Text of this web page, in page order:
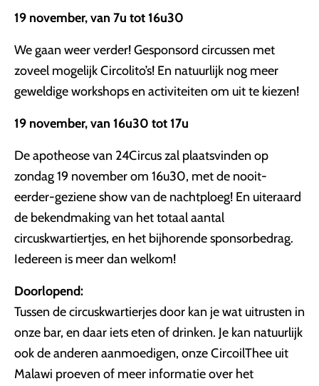
19 november, van 7u tot 16u30
We gaan weer verder! Gesponsord circussen met
zoveel mogelijk Circolito’s! En natuurlijk nog meer
geweldige workshops en activiteiten om uit te kiezen!
19 november, van 16u30 tot 17u
De apotheose van 24Circus zal plaatsvinden op
zondag 19 november om 16u30, met de nooit-
eerder-geziene show van de nachtploeg! En uiteraard
de bekendmaking van het totaal aantal
circuskwartiertjes, en het bijhorende sponsorbedrag.
Iedereen is meer dan welkom!
Doorlopend:
Tussen de circuskwartierjes door kan je wat uitrusten in
onze bar, en daar iets eten of drinken. Je kan natuurlijk
ook de anderen aanmoedigen, onze CircoilThee uit
Malawi proeven of meer informatie over het